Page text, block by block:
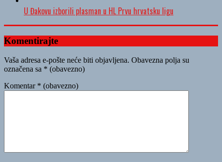
U Đakovu izborili plasman u HL Prvu hrvatsku ligu
Komentirajte
Vaša adresa e-pošte neće biti objavljena. Obavezna polja su
označena sa * (obavezno)
Komentar * (obavezno)